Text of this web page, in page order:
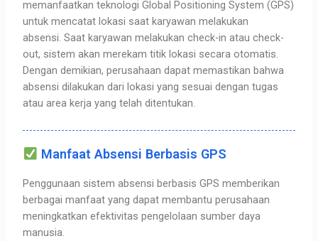
memanfaatkan teknologi Global Positioning System (GPS)
untuk mencatat lokasi saat karyawan melakukan
absensi.Saat karyawan melakukan check-in atau check-
out, sistem akan merekam titik lokasi secara otomatis.
Dengan demikian, perusahaan dapat memastikan bahwa
absensi dilakukan dari lokasi yang sesuai dengan tugas
atau area kerja yang telah ditentukan.
Manfaat Absensi Berbasis GPS
Penggunaan sistem absensi berbasis GPS memberikan
berbagai manfaat yang dapat membantu perusahaan
meningkatkan efektivitas pengelolaan sumber daya
manusia.